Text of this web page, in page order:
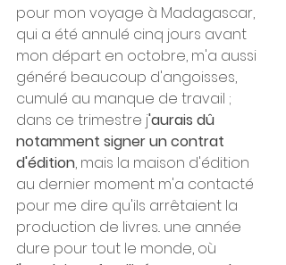
pour mon voyage à Madagascar,
qui a été annulé cinq jours avant
mon départ en octobre, m'a aussi
généré beaucoup d'angoisses,
cumulé au manque de travail ;
dans ce trimestre j'aurais dû
notamment signer un contrat
d'édition, mais la maison d'édition
au dernier moment m'a contacté
pour me dire qu'ils arrêtaient la
production de livres.. une année
dure pour tout le monde, où